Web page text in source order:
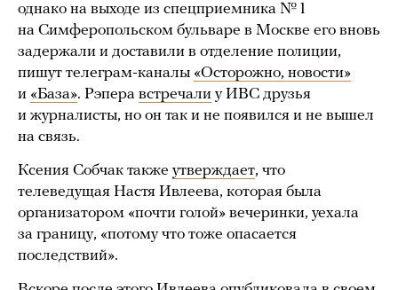
однако на выходе из спецприемника № 1
на Симферопольском бульваре в Москве его вновь
задержали и доставили в отделение полиции,
пишут телеграм-каналы «Осторожно, новости»
и «База». Рэпера встречали у ИВС друзья
и журналисты, но он так и не появился и не вышел
на связь.
Ксения Собчак также утверждает, что
телеведущая Настя Ивлеева, которая была
организатором «почти голой» вечеринки, уехала
за границу, «потому что тоже опасается
последствий».